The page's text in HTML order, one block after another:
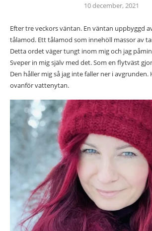
10 december, 2021
Efter tre veckors väntan. En väntan uppbyggd
tålamod. Ett tålamod som innehöll massor av
Detta ordet väger tungt inom mig och jag
Sveper in mig själv med det. Som en flytväst
Den håller mig så jag inte faller ner i
ovanför vattenytan.